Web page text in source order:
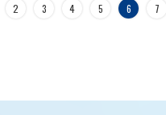
2 3 4 5 6 7